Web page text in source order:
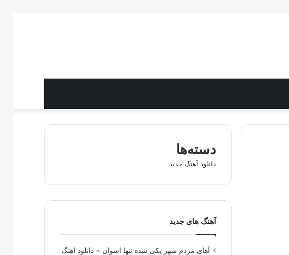
دسته‌ها
دانلود آهنگ جدید
آهنگ های جدید
آهای مردم شهر یکی شده تنها اشوان + دانلود اهنگ